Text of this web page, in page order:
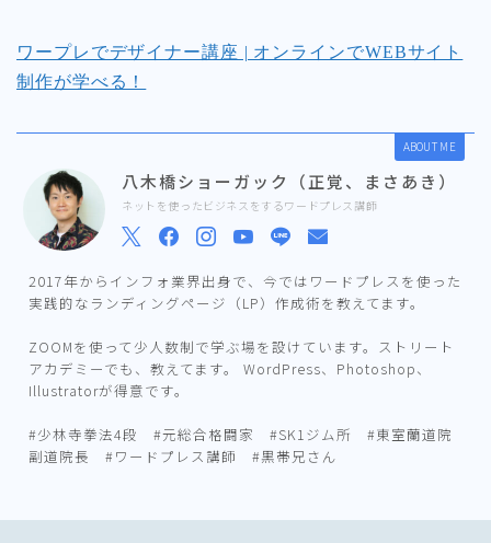
ワープレでデザイナー講座 | オンラインでWEBサイト
制作が学べる！
ABOUT ME
八木橋ショーガック（正覚、まさあき）
ネットを使ったビジネスをするワードプレス講師
2017年からインフォ業界出身で、今ではワードプレスを使った
実践的なランディングページ（LP）作成術を教えてます。
ZOOMを使って少人数制で学ぶ場を設けています。ストリート
アカデミーでも、教えてます。 WordPress、Photoshop、
Illustratorが得意です。
#少林寺拳法4段 #元総合格闘家 #SK1ジム所 #東室蘭道院
副道院長 #ワードプレス講師 #黒帯兄さん